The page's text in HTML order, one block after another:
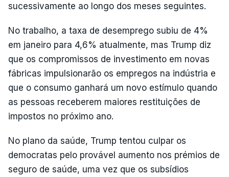
sucessivamente ao longo dos meses seguintes.
No trabalho, a taxa de desemprego subiu de 4%
em janeiro para 4,6% atualmente, mas Trump diz
que os compromissos de investimento em novas
fábricas impulsionarão os empregos na indústria e
que o consumo ganhará um novo estímulo quando
as pessoas receberem maiores restituições de
impostos no próximo ano.
No plano da saúde, Trump tentou culpar os
democratas pelo provável aumento nos prémios de
seguro de saúde, uma vez que os subsídios